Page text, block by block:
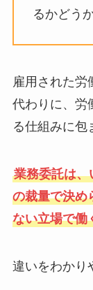
るかどう
雇用された労
代わりに、労
る仕組みに包
業務委託は、
の裁量で決め
ない立場で働
違いをわかり